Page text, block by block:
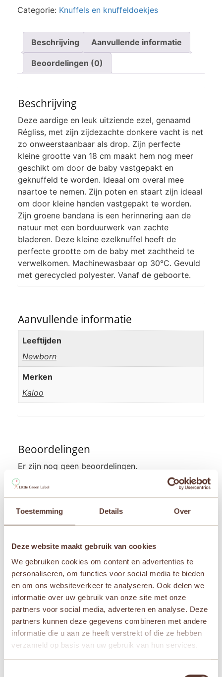
Toestemming Details Over
Deze website maakt gebruik van cookies
We gebruiken cookies om content en advertenties te
personaliseren, om functies voor social media te bieden
en om ons websiteverkeer te analyseren. Ook delen we
informatie over uw gebruik van onze site met onze
partners voor social media, adverteren en analyse. Deze
partners kunnen deze gegevens combineren met andere
informatie die u aan ze heeft verstrekt of die ze hebben
verzameld op basis van uw gebruik van hun services.
Ezel
aantal
Categorie: Knuffels en knuffeldoekjes
Beschrijving Aanvullende informatie
Beoordelingen (0)
Beschrijving
Deze aardige en leuk uitziende ezel, genaamd
Régliss, met zijn zijdezachte donkere vacht is net
zo onweerstaanbaar als drop. Zijn perfecte
kleine grootte van 18 cm maakt hem nog meer
geschikt om door de baby vastgepakt en
geknuffeld te worden. Ideaal om overal mee
naartoe te nemen. Zijn poten en staart zijn ideaal
om door kleine handen vastgepakt te worden.
Zijn groene bandana is een herinnering aan de
natuur met een borduurwerk van zachte
bladeren. Deze kleine ezelknuffel heeft de
perfecte grootte om de baby met zachtheid te
verwelkomen. Machinewasbaar op 30°C. Gevuld
met gerecycled polyester. Vanaf de geboorte.
Aanvullende informatie
Leeftijden
Newborn
Merken
Kaloo
Beoordelingen
Er zijn nog geen beoordelingen.
Wees de eerste om “Kaloo Les Amis –
Je e-mailadres wordt niet gepubliceerd.
Vereiste
velden zijn gemarkeerd met
Je beoordeling*
Naam *